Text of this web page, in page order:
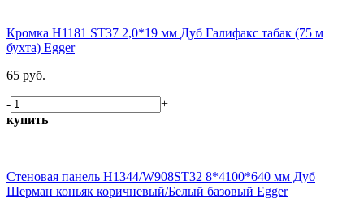
Кромка H1181 ST37 2,0*19 мм Дуб Галифакс табак (75 м
бухта) Egger
65 руб.
-
+
купить
Стеновая панель H1344/W908ST32 8*4100*640 мм Дуб
Шерман коньяк коричневый/Белый базовый Egger